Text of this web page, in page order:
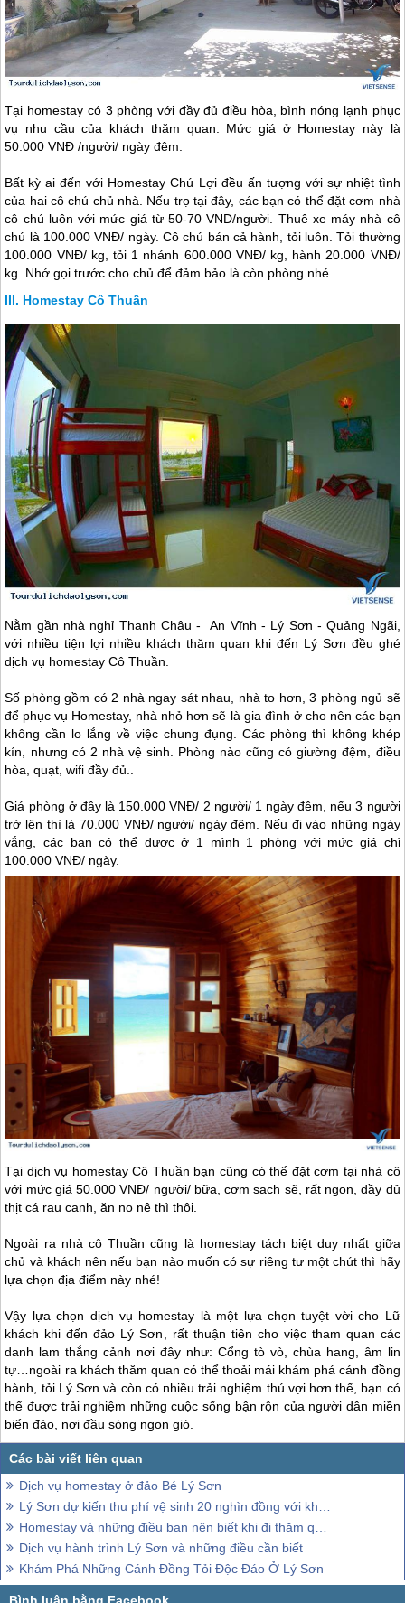
Tại homestay có 3 phòng với đầy đủ điều hòa, bình nóng lạnh phục
vụ nhu cầu của khách thăm quan. Mức giá ở Homestay này là
50.000 VNĐ /người/ ngày đêm.
Bất kỳ ai đến với Homestay Chú Lợi đều ấn tượng với sự nhiệt tình
của hai cô chú chủ nhà. Nếu trọ tại đây, các bạn có thể đặt cơm nhà
cô chú luôn với mức giá từ 50-70 VND/người. Thuê xe máy nhà cô
chú là 100.000 VNĐ/ ngày. Cô chú bán cả hành, tỏi luôn. Tỏi thường
100.000 VNĐ/ kg, tỏi 1 nhánh 600.000 VNĐ/ kg, hành 20.000 VNĐ/
kg. Nhớ gọi trước cho chủ để đảm bảo là còn phòng nhé.
Homestay Cô Thuần
Nằm gần nhà nghỉ Thanh Châu - An Vĩnh - Lý Sơn - Quảng Ngãi,
với nhiều tiện lợi nhiều khách thăm quan khi đến Lý Sơn đều ghé
dịch vụ homestay Cô Thuần.
Số phòng gồm có 2 nhà ngay sát nhau, nhà to hơn, 3 phòng ngủ sẽ
để phục vụ Homestay, nhà nhỏ hơn sẽ là gia đình ở cho nên các bạn
không cần lo lắng về việc chung đụng. Các phòng thì không khép
kín, nhưng có 2 nhà vệ sinh. Phòng nào cũng có giường đệm, điều
hòa, quạt, wifi đầy đủ..
Giá phòng ở đây là 150.000 VNĐ/ 2 người/ 1 ngày đêm, nếu 3 người
trở lên thì là 70.000 VNĐ/ người/ ngày đêm. Nếu đi vào những ngày
vắng, các bạn có thể được ở 1 mình 1 phòng với mức giá chỉ
100.000 VNĐ/ ngày.
Tại dịch vụ homestay Cô Thuần bạn cũng có thể đặt cơm tại nhà cô
với mức giá 50.000 VNĐ/ người/ bữa, cơm sạch sẽ, rất ngon, đầy đủ
thịt cá rau canh, ăn no nê thì thôi.
Ngoài ra nhà cô Thuần cũng là homestay tách biệt duy nhất giữa
chủ và khách nên nếu bạn nào muốn có sự riêng tư một chút thì hãy
lựa chọn địa điểm này nhé!
Vậy lựa chọn dịch vụ homestay là một lựa chọn tuyệt vời cho Lữ
khách khi đếnđảo Lý Sơn, rất thuận tiên cho việc tham quan các
danh lam thắng cảnh nơi đây như: Cổng tò vò, chùa hang, âm lin
tự…ngoài ra khách thăm quan có thể thoải mái khám phá cánh đồng
hành, tỏi Lý Sơn và còn có nhiều trải nghiệm thú vợi hơn thế, bạn có
thể được trải nghiệm những cuộc sống bận rộn của người dân miền
biển đảo, nơi đầu sóng ngọn gió.
Dịch vụ homestay ở đảo Bé Lý Sơn
Lý Sơn dự kiến thu phí vệ sinh 20 nghìn đồng với khách thăm quan
Homestay và những điều bạn nên biết khi đi thăm quan Lý Sơn
Dịch vụ hành trình Lý Sơn và những điều cần biết
Khám Phá Những Cánh Đồng Tỏi Độc Đáo Ở Lý Sơn